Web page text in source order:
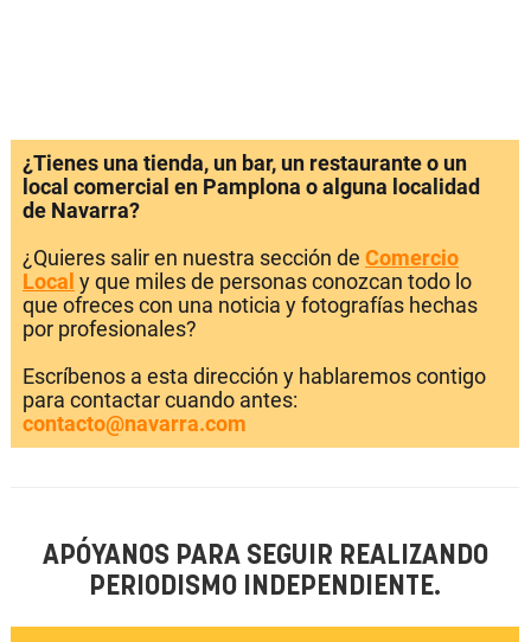
¿Tienes una tienda, un bar, un restaurante o un
local comercial en Pamplona o alguna localidad
de Navarra?
¿Quieres salir en nuestra sección de Comercio
Local y que miles de personas conozcan todo lo
que ofreces con una noticia y fotografías hechas
por profesionales?
Escríbenos a esta dirección y hablaremos contigo
para contactar cuando antes:
contacto@navarra.com
APÓYANOS PARA SEGUIR REALIZANDO
PERIODISMO INDEPENDIENTE.